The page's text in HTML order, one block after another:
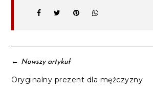
← Nowszy artykuł
Oryginalny prezent dla mężczyzny